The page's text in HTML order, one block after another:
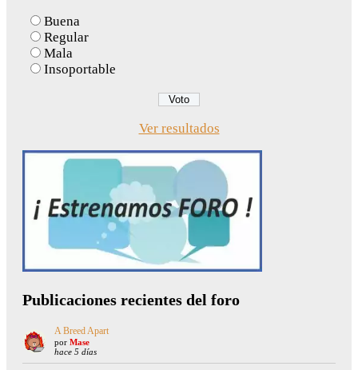
Buena
Regular
Mala
Insoportable
Ver resultados
Publicaciones recientes del foro
A Breed Apart
por Mase
hace 5 días